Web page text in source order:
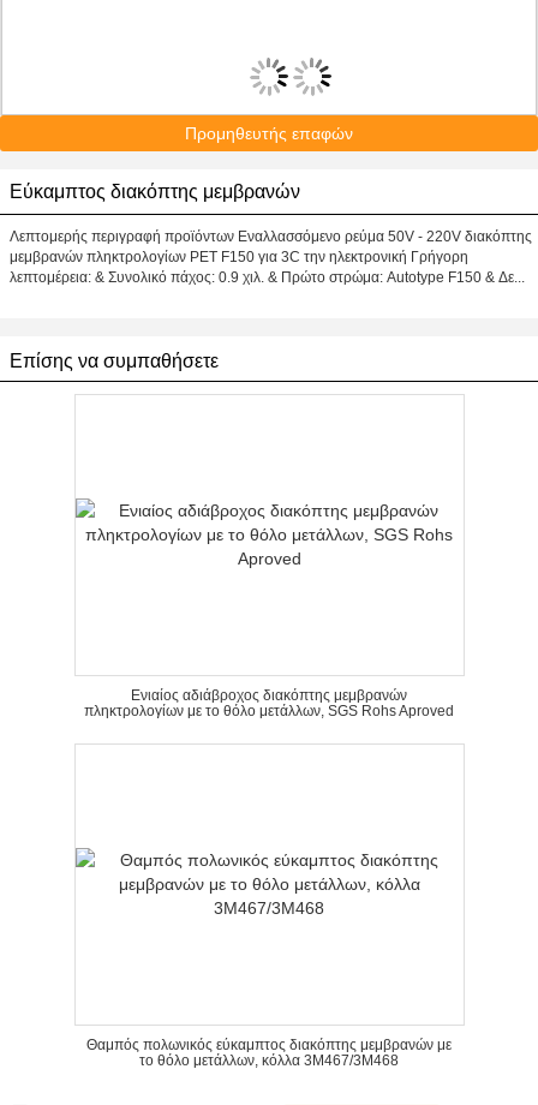
Προμηθευτής επαφών
Εύκαμπτος διακόπτης μεμβρανών
Λεπτομερής περιγραφή προϊόντων Εναλλασσόμενο ρεύμα 50V - 220V διακόπτης
μεμβρανών πληκτρολογίων PET F150 για 3C την ηλεκτρονική Γρήγορη
λεπτομέρεια: & Συνολικό πάχος: 0.9 χιλ. & Πρώτο στρώμα: Autotype F150 & Δε...
Επίσης να συμπαθήσετε
Ενιαίος αδιάβροχος διακόπτης μεμβρανών
πληκτρολογίων με το θόλο μετάλλων, SGS Rohs Aproved
Θαμπός πολωνικός εύκαμπτος διακόπτης μεμβρανών με
το θόλο μετάλλων, κόλλα 3M467/3M468